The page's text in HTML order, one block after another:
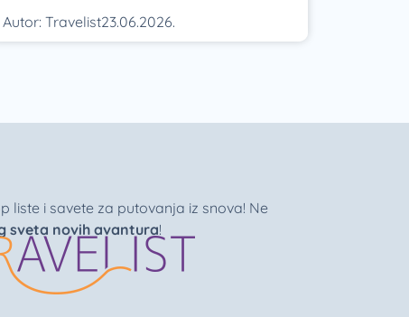
Autor: Travelist23.06.2026.
liste i savete za putovanja iz snova! Ne
sveta novih avantura!